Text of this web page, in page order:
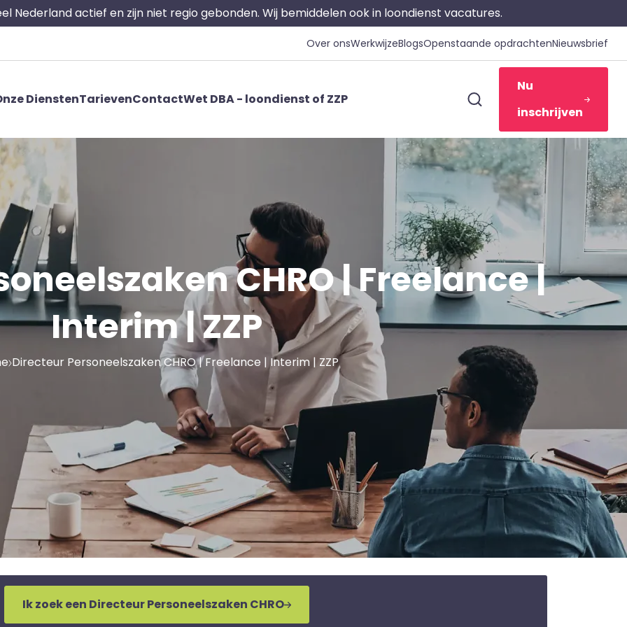
Nederland actief en zijn niet regio gebonden. Wij bemiddelen ook in loondienst vacatures.
Over onsWerkwijzeBlogsOpenstaande opdrachtenNieuwsbrief
DienstenTarievenContactWet DBA - loondienst of ZZP
Nu
inschrijven
CHRO | Freelance |
Interim | ZZP
Directeur Personeelszaken CHRO | Freelance | Interim | ZZP
Ik zoek een Directeur Personeelszaken CHRO